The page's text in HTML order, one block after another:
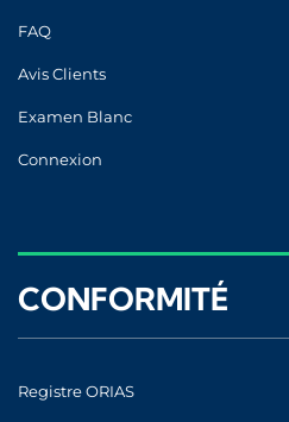
FAQ
Avis Clients
Examen Blanc
Connexion
CONFORMITÉ
Registre ORIAS